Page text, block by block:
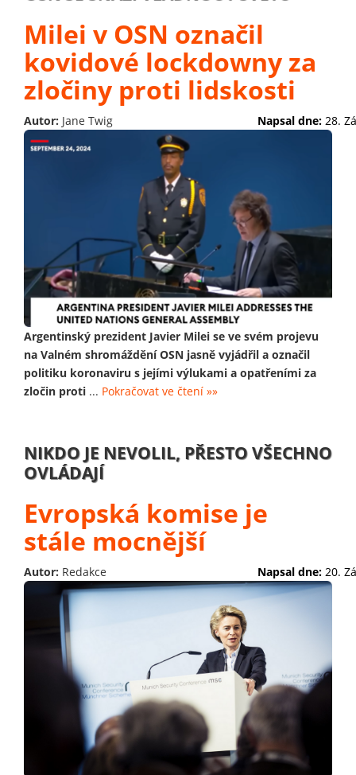
Milei v OSN označil
kovidové lockdowny za
zločiny proti lidskosti
Autor: Jane Twig Napsal dne: 28.
Argentinský prezident Javier Milei se ve svém projevu
na Valném shromáždění OSN jasně vyjádřil a označil
politiku koronaviru s jejími výlukami a opatřeními za
zločin proti ... Pokračovat ve čtení »»
NIKDO JE NEVOLIL, PŘESTO VŠECHNO
OVLÁDAJÍ
Evropská komise je
stále mocnější
Autor: Redakce Napsal dne: 20.